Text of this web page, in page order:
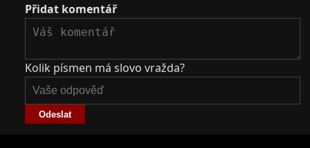
Přidat komentář
Kolik písmen má slovo vražda?
Odeslat